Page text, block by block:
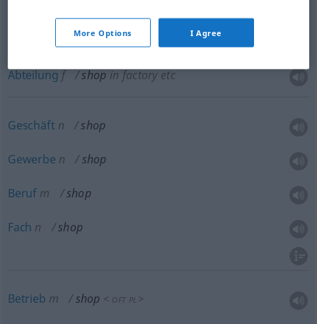
Abteilung f shop in factoryetc
Geschäft n shop
Gewerbe n shop
Beruf m shop
Fach n shop
Betrieb m shop < OFT PL >
More Options I Agree